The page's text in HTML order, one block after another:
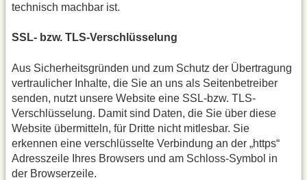
technisch machbar ist.
SSL- bzw. TLS-Verschlüsselung
Aus Sicherheitsgründen und zum Schutz der Übertragung
vertraulicher Inhalte, die Sie an uns als Seitenbetreiber
senden, nutzt unsere Website eine SSL-bzw. TLS-
Verschlüsselung. Damit sind Daten, die Sie über diese
Website übermitteln, für Dritte nicht mitlesbar. Sie
erkennen eine verschlüsselte Verbindung an der „https“
Adresszeile Ihres Browsers und am Schloss-Symbol in
der Browserzeile.